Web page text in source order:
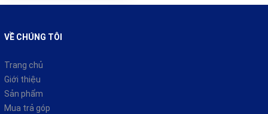
VỀ CHÚNG TÔI
Trang chủ
Giới thiệu
Sản phẩm
Mua trả góp